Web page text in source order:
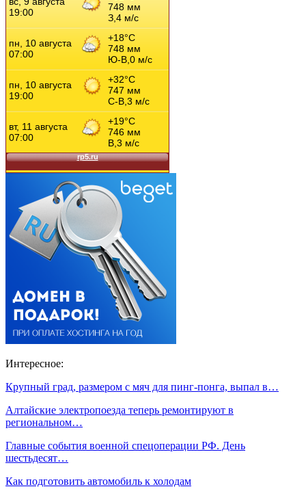
Интересное:
Крупный град, размером с мяч для пинг-понга, выпал в…
Алтайские электропоезда теперь ремонтируют в
региональном…
Главные события военной спецоперации РФ. День
шестьдесят…
Как подготовить автомобиль к холодам